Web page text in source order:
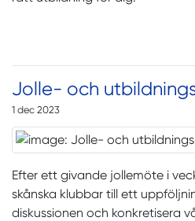
Jolle- och
1 dec 2023
Efter ett givande jollemöte i
skånska klubbar till ett
diskussionen och konkretisera